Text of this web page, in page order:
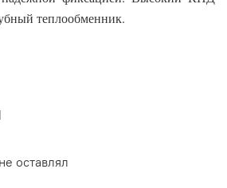
теплообменник.
оставлял